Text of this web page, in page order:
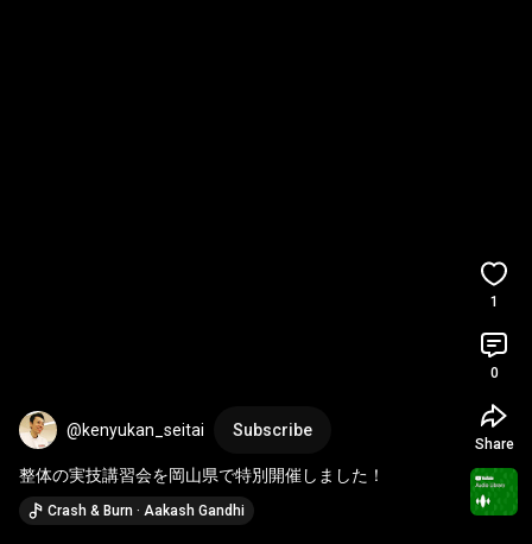
@kenyukan_seitai Subscribe
整体の実技講習会を岡山県で特別開催しました！
Crash & Burn · Aakash Gandhi
1
0
Share